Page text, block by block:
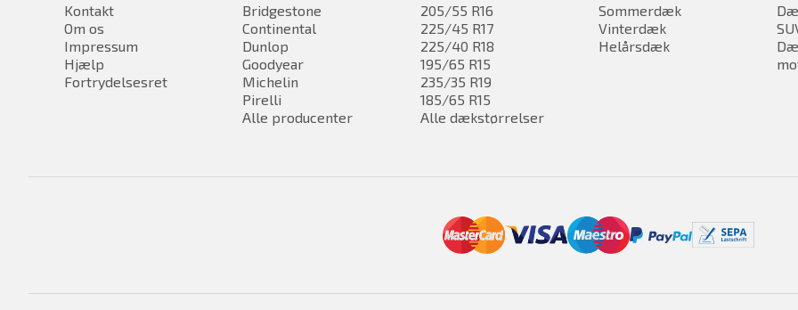
Kontakt
Om os
Impressum
Hjælp
Fortrydelsesret
Bridgestone
Continental
Dunlop
Goodyear
Michelin
Pirelli
Alle producenter
205/55 R16
225/45 R17
225/40 R18
195/65 R15
235/35 R19
185/65 R15
Alle dækstørrelser
Sommerdæk
Vinterdæk
Helårsdæk